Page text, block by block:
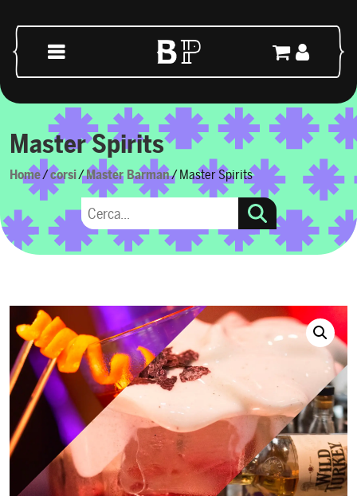
Main Navigation
Master Spirits
Home/corsi/Master Barman/ Master Spirits